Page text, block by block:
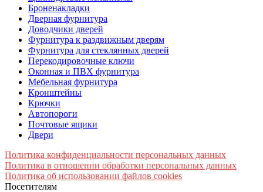
Броненакладки
Дверная фурнитура
Доводчики дверей
Фурнитура к раздвижным дверям
Фурнитура для стеклянных дверей
Перекодировочные ключи
Оконная и ПВХ фурнитура
Мебельная фурнитура
Кронштейны
Крючки
Автопороги
Почтовые ящики
Двери
Политика конфиденциальности персональных данных
Политика в отношении обработки персональных данных
Политика об использовании файлов cookies
Посетителям